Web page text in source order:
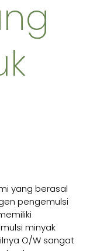
yang berasal
pengemulsi
minyak
O/W sangat